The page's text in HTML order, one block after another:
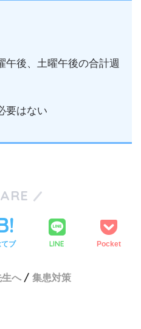
午後、土曜午後の合計週
要はない
ブ LINE Pocket
生へ 集患対策